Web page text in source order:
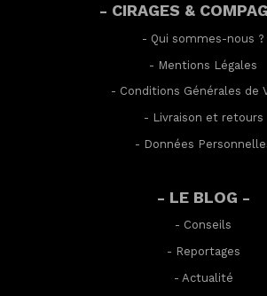
- CIRAGES &
- Qui sommes-nous ?
- Mentions Légales
- Conditions Générales de
- Livraison et retours
- Données
- LE BLOG -
- Conseils
- Reportages
- Actualité